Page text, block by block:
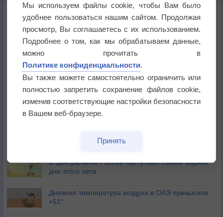
Погода в Екатеринбурге 6 августа
Погода в Краснодаре 6 августа
Погода в Санкт-Петербурге 6 августа
Погода в Москве 6 августа
В Центральной России наступают самые жаркие
дни этого лета
Дневная температура воздуха в ОАЭ превысила
+51°
Мы используем файлы cookie, чтобы Вам было
удобнее пользоваться нашим сайтом. Продолжая
просмотр, Вы соглашаетесь с их использованием.
Подробнее о том, как мы обрабатываем данные,
можно прочитать в
Политике конфиденциальности.
Вы также можете самостоятельно ограничить или
полностью запретить сохранение файлов cookie,
изменив соответствующие настройки безопасности
в Вашем веб-браузере.
Принять